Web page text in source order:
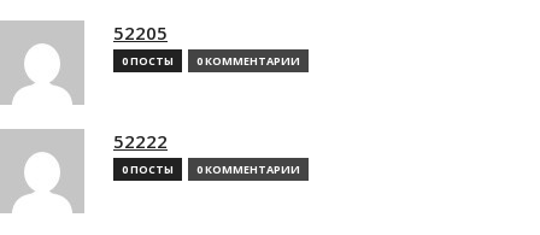
52205
0 ПОСТЫ 0 КОММЕНТАРИИ
52222
0 ПОСТЫ 0 КОММЕНТАРИИ